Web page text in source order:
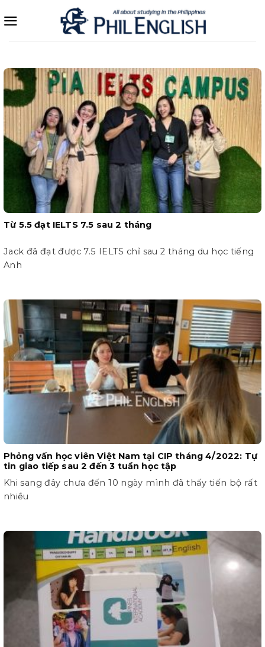
qua
Từ 5.5 đạt IELTS 7.5 sau 2 tháng
Jack đã đạt được 7.5 IELTS chỉ sau 2 tháng du học tiếng
Anh
Phỏng vấn học viên Việt Nam tại CIP tháng 4/2022: Tự
tin giao tiếp sau 2 đến 3 tuần học tập
Khi sang đây chưa đến 10 ngày mình đã thấy tiến bộ rất
nhiều